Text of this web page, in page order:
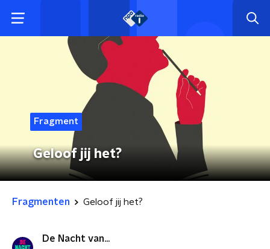
Fragment
Geloof jij het?
Fragmenten Geloof jij het?
De Nacht van...